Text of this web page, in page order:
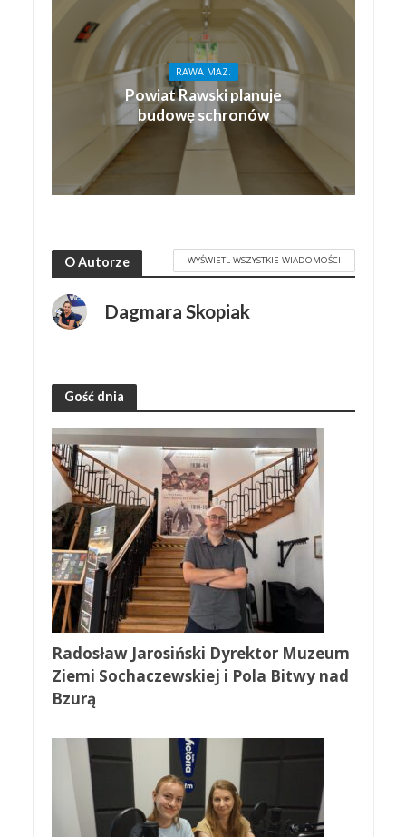
RAWA MAZ.
Powiat Rawski planuje
budowę schronów
O Autorze WYŚWIETL WSZYSTKIE WIADOMOŚCI
Dagmara Skopiak
Gość dnia
Radosław Jarosiński Dyrektor Muzeum
Ziemi Sochaczewskiej i Pola Bitwy nad
Bzurą